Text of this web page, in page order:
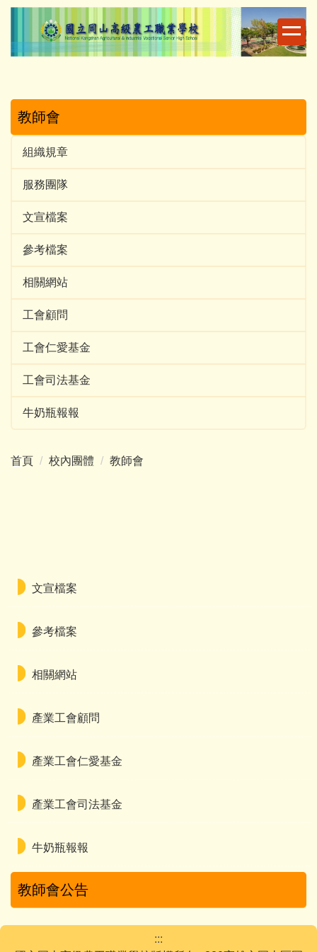
跳
主
教師會
組織規章
服務團隊
文宣檔案
參考檔案
相關網站
工會顧問
工會仁愛基金
工會司法基金
牛奶瓶報報
首頁 校內團體 教師會
文宣檔案
參考檔案
相關網站
產業工會顧問
產業工會仁愛基金
產業工會司法基金
牛奶瓶報報
教師會公告
:::